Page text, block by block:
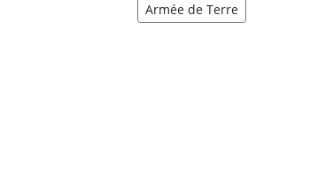
Armée de Terre